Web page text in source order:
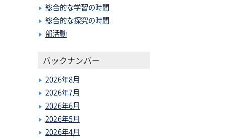
総合的な学習の時間
総合的な探究の時間
部活動
バックナンバー
2026年8月
2026年7月
2026年6月
2026年5月
2026年4月